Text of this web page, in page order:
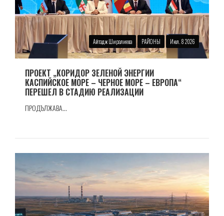
Айтадж Ширалиева РАЙОНЫ Июл. 8 2026
ПРОЕКТ „КОРИДОР ЗЕЛЕНОЙ ЭНЕРГИИ
КАСПИЙСКОЕ МОРЕ – ЧЕРНОЕ МОРЕ – ЕВРОПА“
ПЕРЕШЕЛ В СТАДИЮ РЕАЛИЗАЦИИ
ПРОДЪЛЖАВА...